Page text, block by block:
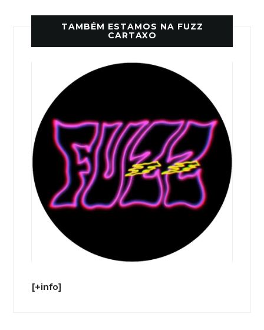
TAMBÉM ESTAMOS NA FUZZ
CARTAXO
[+info]